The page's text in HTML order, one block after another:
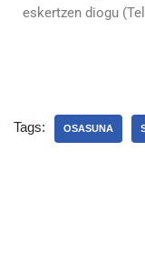
eskertzen diogu
Tags: OSASUNA